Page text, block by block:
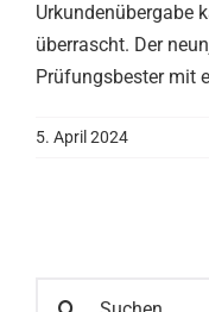
Urkundenübergabe
überrascht. Der
Prüfungsbester mit
5. April 2024